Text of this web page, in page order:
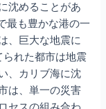
沈めることがあ
最も豊かな港の一
、巨大な地震に
れた都市は地震
、カリブ海に沈
は、単一の災害